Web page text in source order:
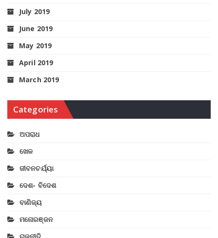
July 2019
June 2019
May 2019
April 2019
March 2019
Categories
ଅପରାଧ
ଖେଳ
ଜୀବନଚର୍ଯ୍ୟା
ଦେଶ- ବିଦେଶ
ବାଣିଜ୍ୟ
ମନୋରଞ୍ଜନ